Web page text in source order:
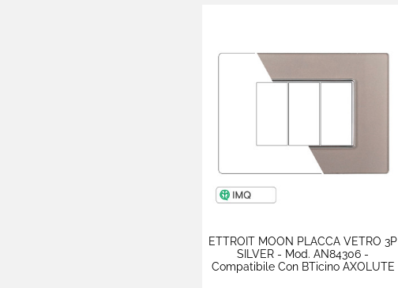
ETTROIT MOON PLACCA VETRO 3P
SILVER - Mod. AN84306 -
Compatibile Con BTicino AXOLUTE